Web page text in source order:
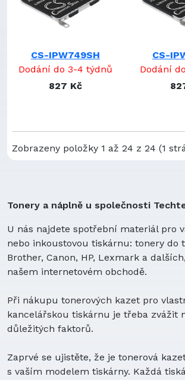
CS-IPW749SH
Dodání do 3-4 týdnů
827 Kč
CS-
Dodání
Zobrazeny položky 1 až 24 z 24 (1
Tonery a náplně u společnosti
U nás najdete spotřební materiál pro
nebo inkoustovou tiskárnu: tonery do
Brother, Canon, HP, Lexmark a
našem internetovém obchodě.
Při nákupu tonerových kazet pro
kancelářskou tiskárnu je třeba zvážit
důležitých faktorů.
Zaprvé se ujistěte, že je tonerová
s vaším modelem tiskárny. Každá